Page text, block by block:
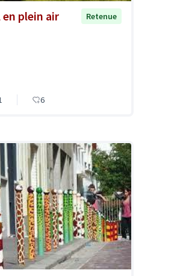
en plein air Retenue
6